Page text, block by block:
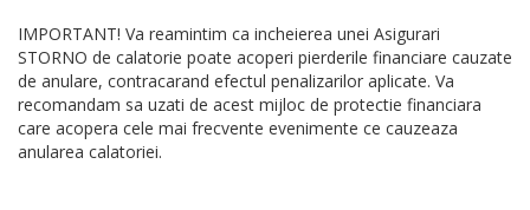
IMPORTANT! Va reamintim ca incheierea unei Asigurari
STORNO de calatorie poate acoperi pierderile financiare cauzate
de anulare, contracarand efectul penalizarilor aplicate. Va
recomandam sa uzati de acest mijloc de protectie financiara
care acopera cele mai frecvente evenimente ce cauzeaza
anularea calatoriei.